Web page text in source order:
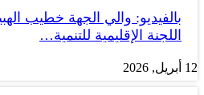
بالفيديو: والي الجهة خطيب
اللجنة الإقليمية للتنمية…
12 أبريل, 2026